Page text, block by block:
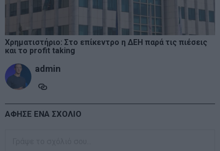
Χρηματιστήριο: Στο επίκεντρο η ΔΕΗ παρά τις πιέσεις
και το profit taking
admin
ΑΦΗΣΕ ΕΝΑ ΣΧΟΛΙΟ